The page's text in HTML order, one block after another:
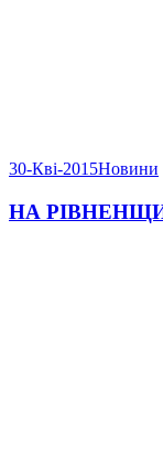
30-Кві-2015Новини
НА